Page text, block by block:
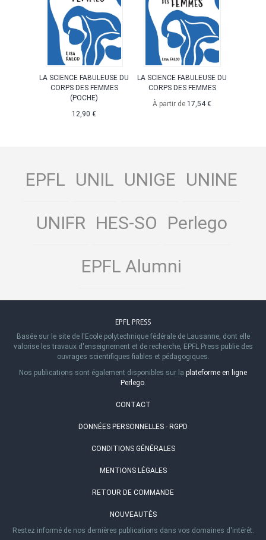
LA SCIENCE FABULEUSE DU
CORPS DES FEMMES
(POCHE)
12,90 €
LA SCIENCE FABULEUSE DU
CORPS DES FEMMES
À partir de 17,54 €
EPFL UNIL UNIGE UNINE
UNIFR HES-SO Perlego
EPFL Alumni
EPFL PRESS
Basée sur le site de l'Ecole polytechnique fédérale de Lausanne, dont elle
valorise les travaux d'enseignement et de recherche, EPFL Press publie des
ouvrages scientifiques fiables et pédagogiques.
Nos publications sont également disponibles sur la plateforme en ligne
Perlego.
CONTACT
DONNÉES PERSONNELLES - RGPD
CONDITIONS GÉNÉRALES
MENTIONS LÉGALES
RETOUR DE COMMANDE
NOUVEAUTÉS
Restez informé de nos dernières publications dans vos domaines d'intérêt.